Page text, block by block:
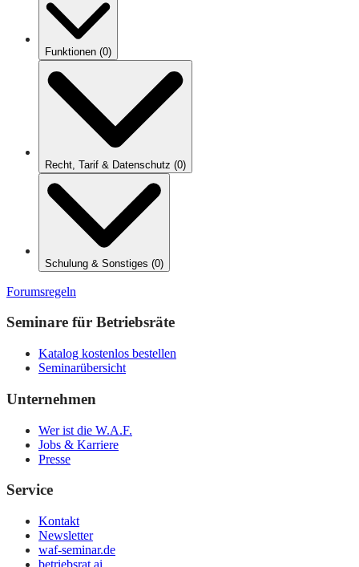
Funktionen (0)
Recht, Tarif & Datenschutz (0)
Schulung & Sonstiges (0)
Forumsregeln
Seminare für Betriebsräte
Katalog kostenlos bestellen
Seminarübersicht
Unternehmen
Wer ist die W.A.F.
Jobs & Karriere
Presse
Service
Kontakt
Newsletter
waf-seminar.de
betriebsrat.ai